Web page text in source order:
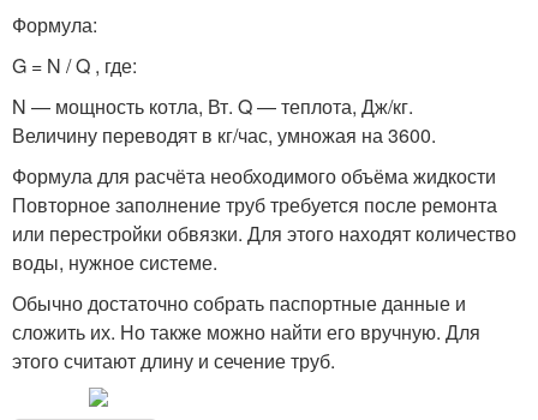
Формула:
G = N / Q , где:
N — мощность котла, Вт. Q — теплота, Дж/кг.
Величину переводят в кг/час, умножая на 3600.
Формула для расчёта необходимого объёма жидкости
Повторное заполнение труб требуется после ремонта
или перестройки обвязки. Для этого находят количество
воды, нужное системе.
Обычно достаточно собрать паспортные данные и
сложить их. Но также можно найти его вручную. Для
этого считают длину и сечение труб.